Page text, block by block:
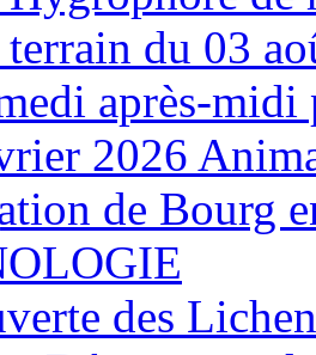
du 03
après-
2026
de Bourg
des